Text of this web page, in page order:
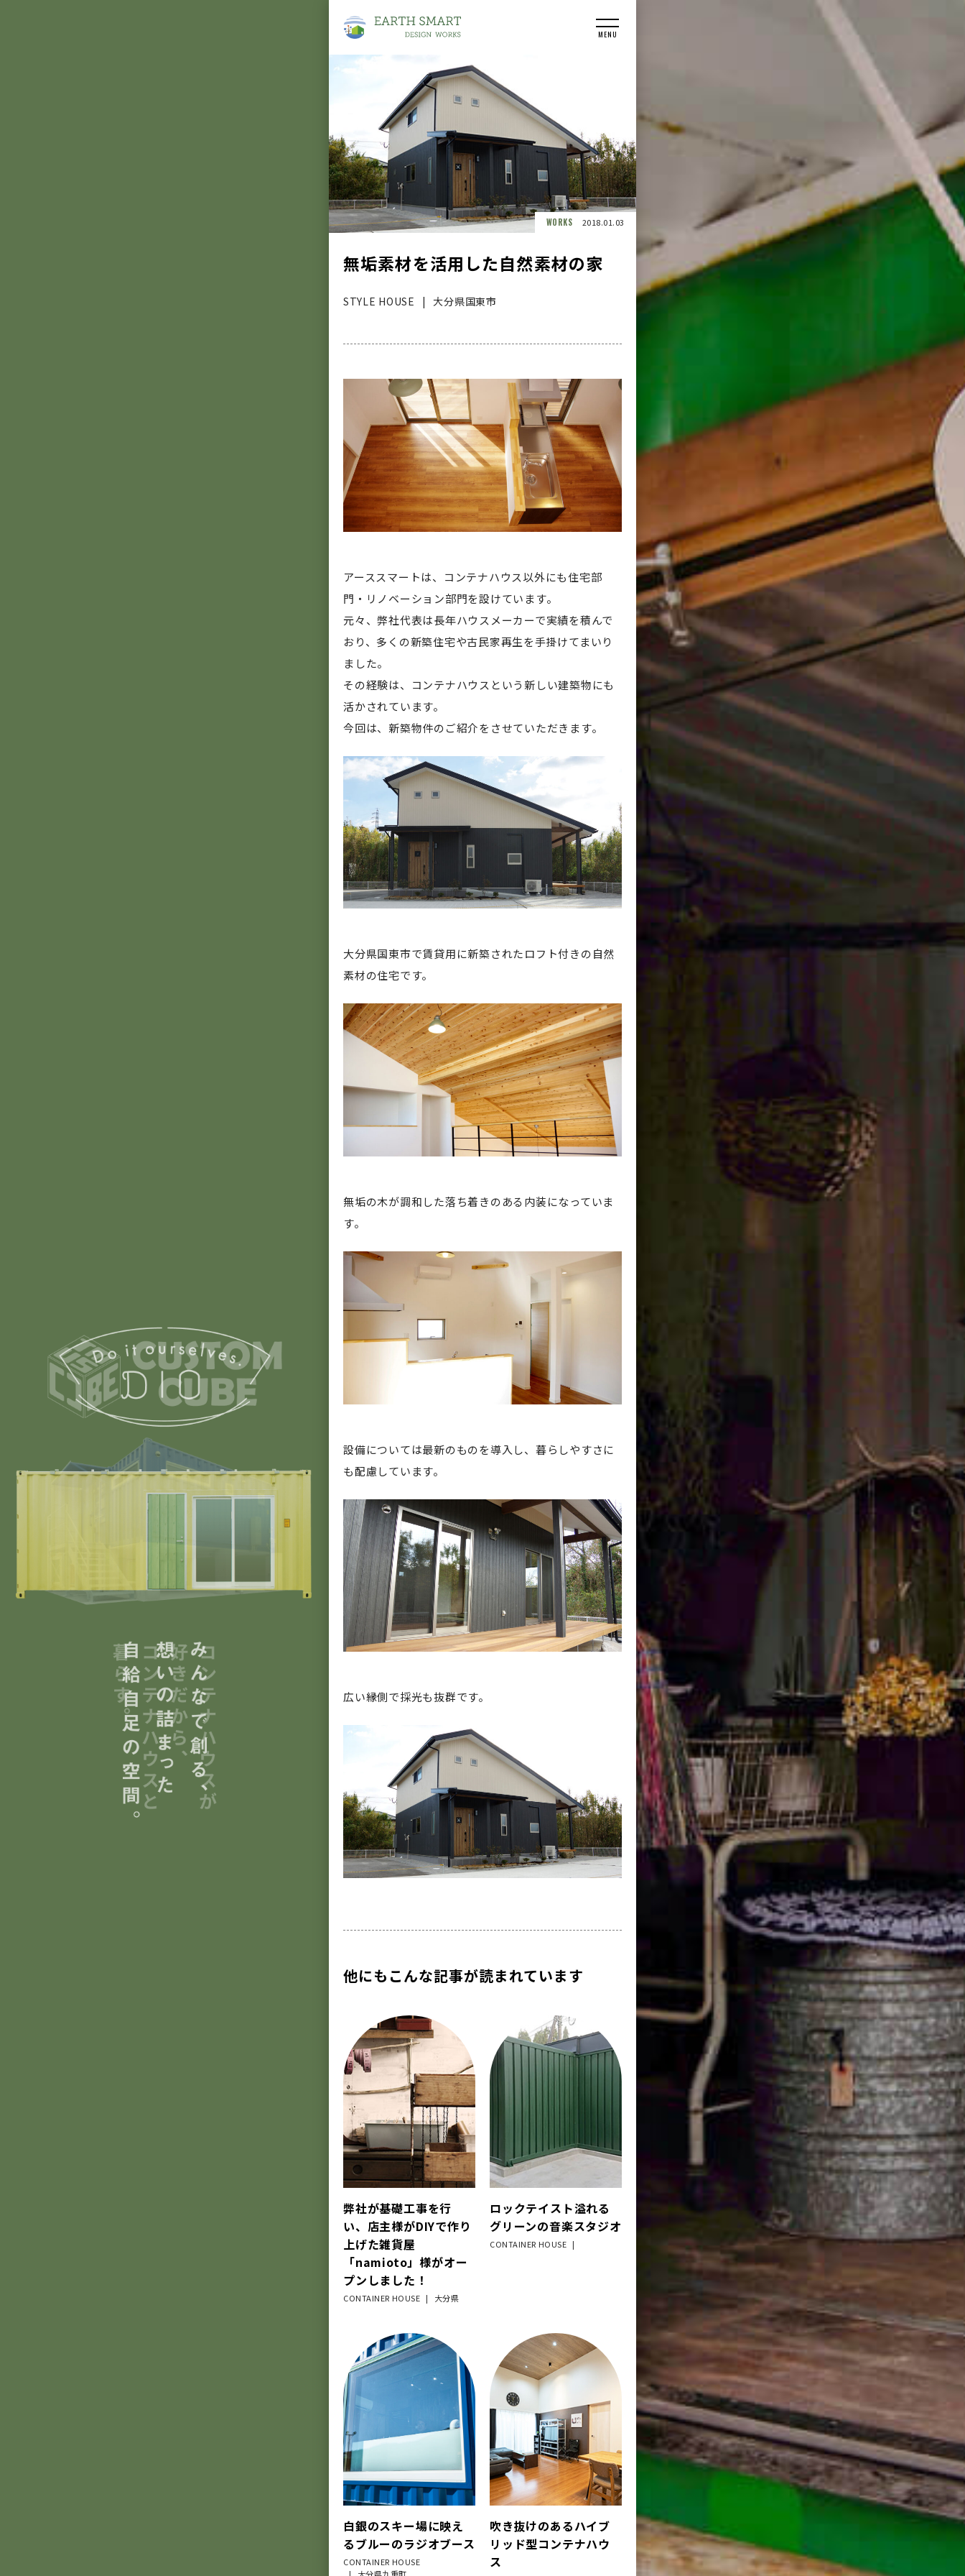
MENU
WORKS 2018.01.03
無垢素材を活用した自然素材の家
STYLE HOUSE 大分県国東市
アーススマートは、コンテナハウス以外にも住宅部
門・リノベーション部門を設けています。
元々、弊社代表は長年ハウスメーカーで実績を積んで
おり、多くの新築住宅や古民家再生を手掛けてまいり
ました。
その経験は、コンテナハウスという新しい建築物にも
活かされています。
今回は、新築物件のご紹介をさせていただきます。
大分県国東市で賃貸用に新築されたロフト付きの自然
素材の住宅です。
無垢の木が調和した落ち着きのある内装になっていま
す。
設備については最新のものを導入し、暮らしやすさに
も配慮しています。
広い縁側で採光も抜群です。
他にもこんな記事が読まれています
弊社が基礎工事を行
い、店主様がDIYで作り
上げた雑貨屋
「namioto」様がオー
プンしました！
CONTAINER HOUSE 大分県
ロックテイスト溢れる
グリーンの音楽スタジオ
CONTAINER HOUSE
白銀のスキー場に映え
るブルーのラジオブース
CONTAINER HOUSE
吹き抜けのあるハイブ
リッド型コンテナハウ
ス